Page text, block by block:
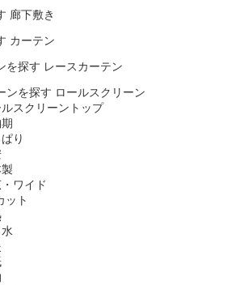
廊下敷き
カーテン
レースカーテン
ロールスクリーン
ルスクリーントップ
り
ワイド
ット